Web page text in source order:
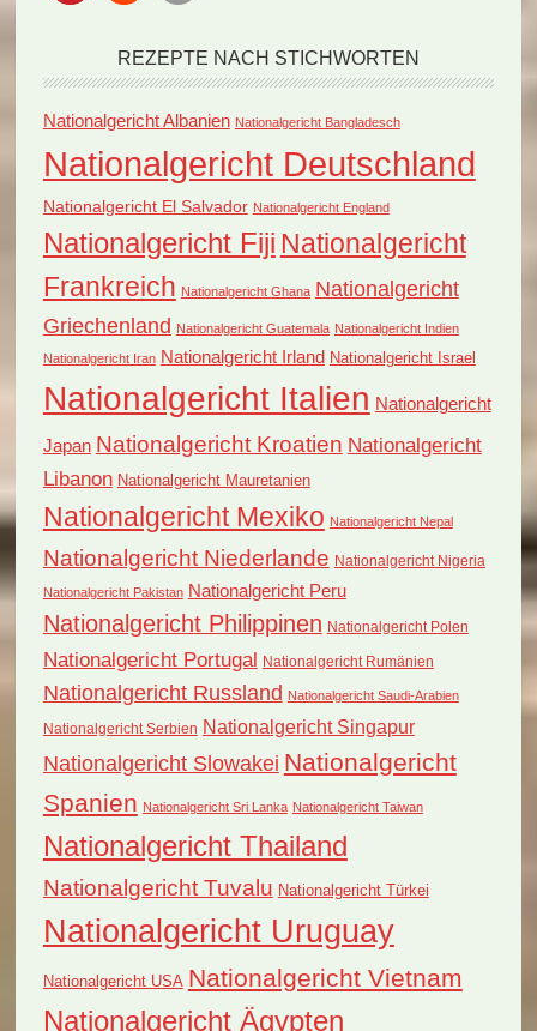
REZEPTE NACH STICHWORTEN
Nationalgericht Albanien Nationalgericht Bangladesch
Nationalgericht Deutschland
Nationalgericht El Salvador Nationalgericht England
Nationalgericht Fiji Nationalgericht
Frankreich Nationalgericht Ghana Nationalgericht
Griechenland Nationalgericht Guatemala Nationalgericht Indien
Nationalgericht Iran Nationalgericht Irland Nationalgericht Israel
Nationalgericht Italien Nationalgericht
Japan Nationalgericht Kroatien Nationalgericht
Libanon Nationalgericht Mauretanien
Nationalgericht Mexiko Nationalgericht Nepal
Nationalgericht Niederlande Nationalgericht Nigeria
Nationalgericht Pakistan Nationalgericht Peru
Nationalgericht Philippinen Nationalgericht Polen
Nationalgericht Portugal Nationalgericht Rumänien
Nationalgericht Russland Nationalgericht Saudi-Arabien
Nationalgericht Serbien Nationalgericht Singapur
Nationalgericht Slowakei Nationalgericht
Spanien Nationalgericht Sri Lanka Nationalgericht Taiwan
Nationalgericht Thailand
Nationalgericht Tuvalu Nationalgericht Türkei
Nationalgericht Uruguay
Nationalgericht USA Nationalgericht Vietnam
Nationalgericht Ägypten